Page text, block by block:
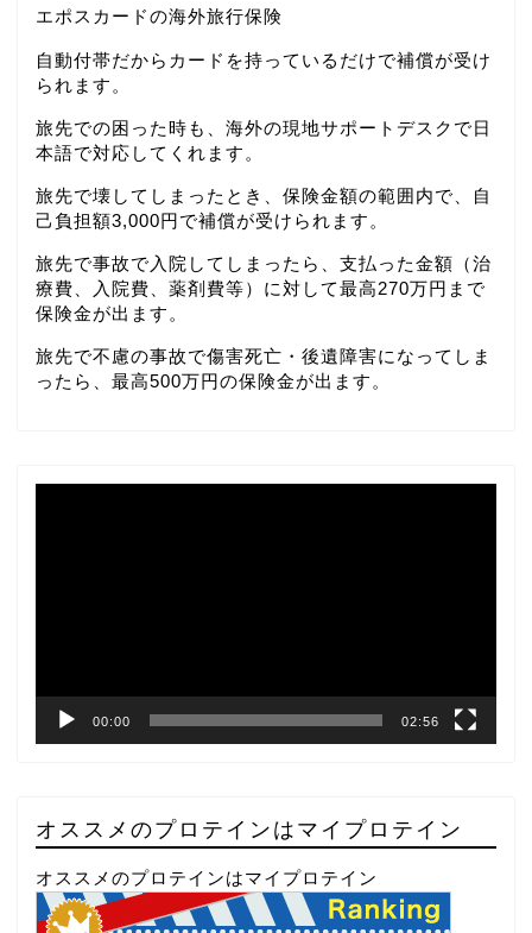
エポスカードの海外旅行保険
自動付帯だからカードを持っているだけで補償が受け
られます。
旅先での困った時も、海外の現地サポートデスクで日
本語で対応してくれます。
旅先で壊してしまったとき、保険金額の範囲内で、自
己負担額3,000円で補償が受けられます。
旅先で事故で入院してしまったら、支払った金額（治
療費、入院費、薬剤費等）に対して最高270万円まで
保険金が出ます。
旅先で不慮の事故で傷害死亡・後遺障害になってしま
ったら、最高500万円の保険金が出ます。
00:00 02:56
オススメのプロテインはマイプロテイン
オススメのプロテインはマイプロテイン